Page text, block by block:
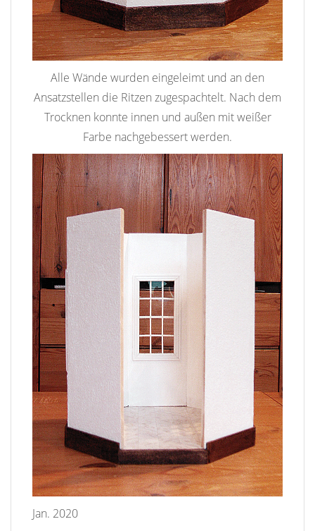
Alle Wände wurden eingeleimt und an den
Ansatzstellen die Ritzen zugespachtelt. Nach dem
Trocknen konnte innen und außen mit weißer
Farbe nachgebessert werden.
Jan. 2020